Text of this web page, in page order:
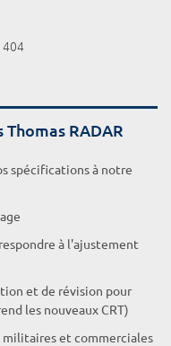
RADAR
spécifications à notre
à l'ajustement
et de révision pour
les nouveaux CRT)
militaires et commerciales